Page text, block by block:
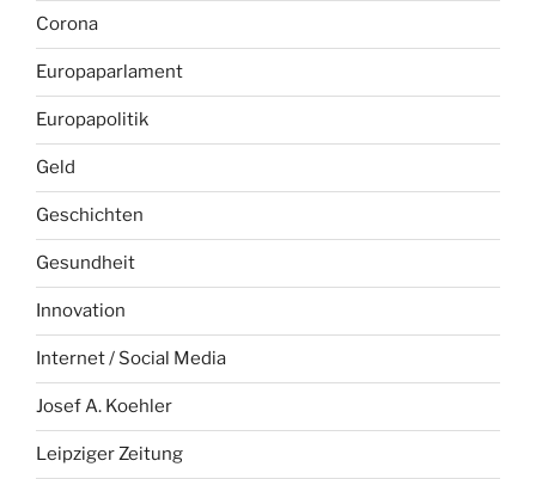
Corona
Europaparlament
Europapolitik
Geld
Geschichten
Gesundheit
Innovation
Internet / Social Media
Josef A. Koehler
Leipziger Zeitung